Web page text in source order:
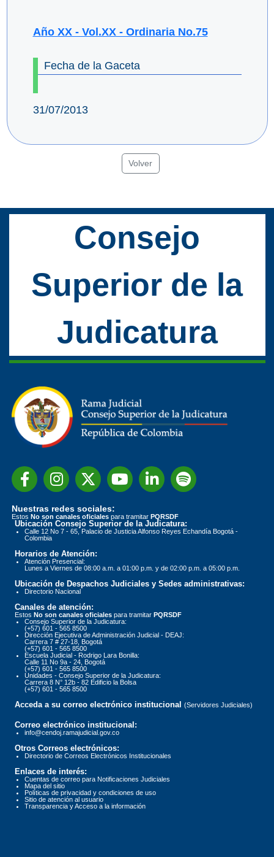
Año XX - Vol.XX - Ordinaria No.75
Fecha de la Gaceta
31/07/2013
Volver
Consejo
Superior de la
Judicatura
Nuestras redes sociales:
Estos No son canales oficiales para tramitar PQRSDF
Ubicación Consejo Superior de la Judicatura:
Calle 12 No 7 - 65, Palacio de Justicia Alfonso Reyes Echandía Bogotá -
Colombia
Horarios de Atención:
Atención Presencial:
Lunes a Viernes de 08:00 a.m. a 01:00 p.m. y de 02:00 p.m. a 05:00 p.m.
Ubicación de Despachos Judiciales y Sedes administrativas:
Directorio Nacional
Canales de atención:
Estos No son canales oficiales para tramitar PQRSDF
Consejo Superior de la Judicatura:
(+57) 601 - 565 8500
Dirección Ejecutiva de Administración Judicial - DEAJ:
Carrera 7 # 27-18, Bogotá
(+57) 601 - 565 8500
Escuela Judicial - Rodrigo Lara Bonilla:
Calle 11 No 9a - 24, Bogotá
(+57) 601 - 565 8500
Unidades - Consejo Superior de la Judicatura:
Carrera 8 N° 12b - 82 Edificio la Bolsa
(+57) 601 - 565 8500
Acceda a su correo electrónico institucional (Servidores Judiciales)
Correo electrónico institucional:
info@cendoj.ramajudicial.gov.co
Otros Correos electrónicos:
Directorio de Correos Electrónicos Institucionales
Enlaces de interés:
Cuentas de correo para Notificaciones Judiciales
Mapa del sitio
Políticas de privacidad y condiciones de uso
Sitio de atención al usuario
Transparencia y Acceso a la información